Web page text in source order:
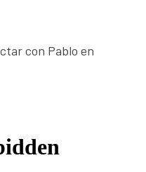
con Pablo en